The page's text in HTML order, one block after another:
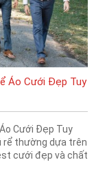
Áo Cưới Đẹp Tuy
Cưới Đẹp Tuy
rể thường dựa trên
cưới đẹp và chất